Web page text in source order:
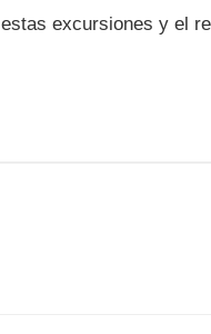
excursiones y el